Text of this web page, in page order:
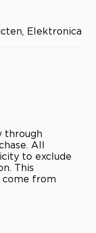
Elektronica
through
All
to exclude
This
come from